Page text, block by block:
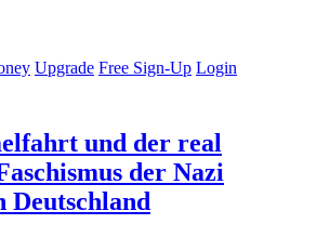
Upgrade Free Sign-Up Login
und der real
der Nazi